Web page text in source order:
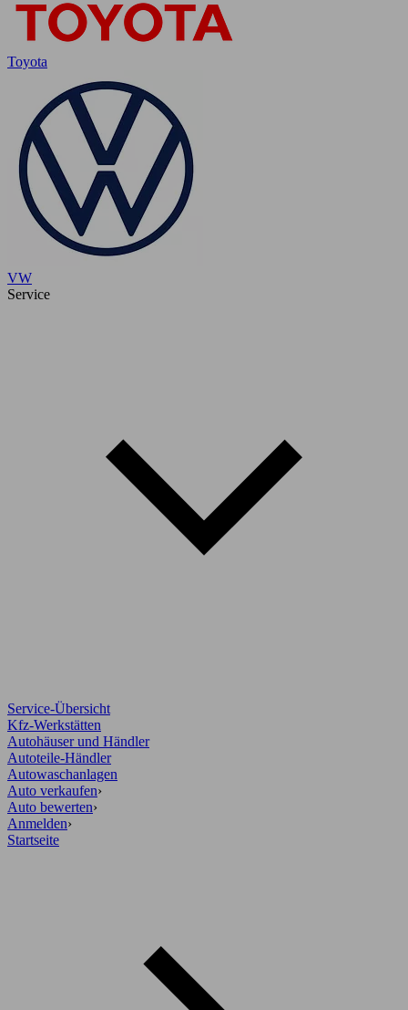
Toyota
VW
Service
Service-Übersicht
Kfz-Werkstätten
Autohäuser und Händler
Autoteile-Händler
Autowaschanlagen
Auto verkaufen›
Auto bewerten›
Anmelden›
Startseite